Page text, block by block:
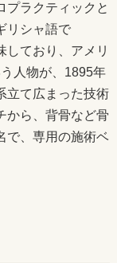
プラクティックと
リシャ語で
しており、アメリ
人物が、1895年
立て広まった技術
から、背骨など骨
で、専用の施術ベ